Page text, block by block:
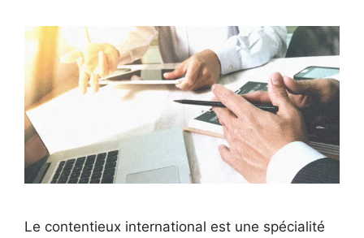
Le contentieux international est une spécialité